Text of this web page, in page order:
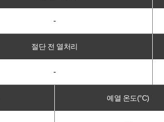
-
절단 전 열처리
-
예열 온도(°C)